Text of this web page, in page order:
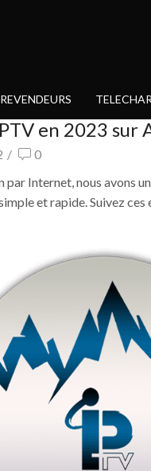
en 2023 sur
/
0
Internet, nous avons
et rapide. Suivez